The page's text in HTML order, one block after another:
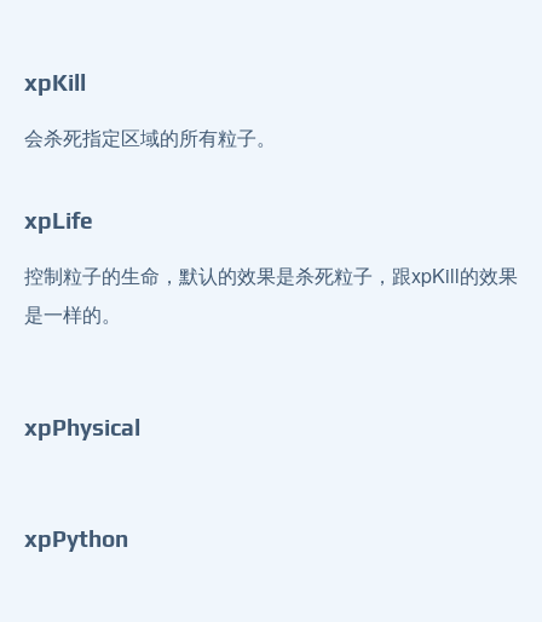
xpKill
会杀死指定区域的所有粒子。
xpLife
控制粒子的生命，默认的效果是杀死粒子，跟xpKill的效果
是一样的。
xpPhysical
xpPython